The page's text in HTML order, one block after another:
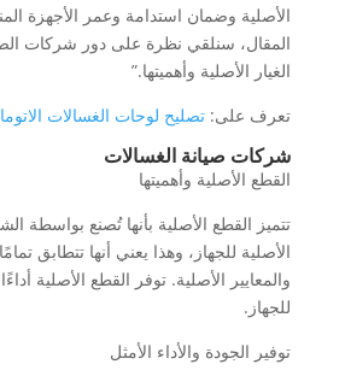
الأصلية وضمان استدامة وعمر الأجهزة
المقال، سنلقي نظرة على دور شركات
الغيار الأصلية وأهميتها.”
تعرف على: تصليح لوحات الغسالات
شركات صيانة الغسالات
القطع الأصلية وأهميتها
تتميز القطع الأصلية بأنها تُصنع بواسطة
الأصلية للجهاز، وهذا يعني أنها تتطابق
والمعايير الأصلية. توفر القطع الأصلية
للجهاز.
توفير الجودة والأداء الأمثل